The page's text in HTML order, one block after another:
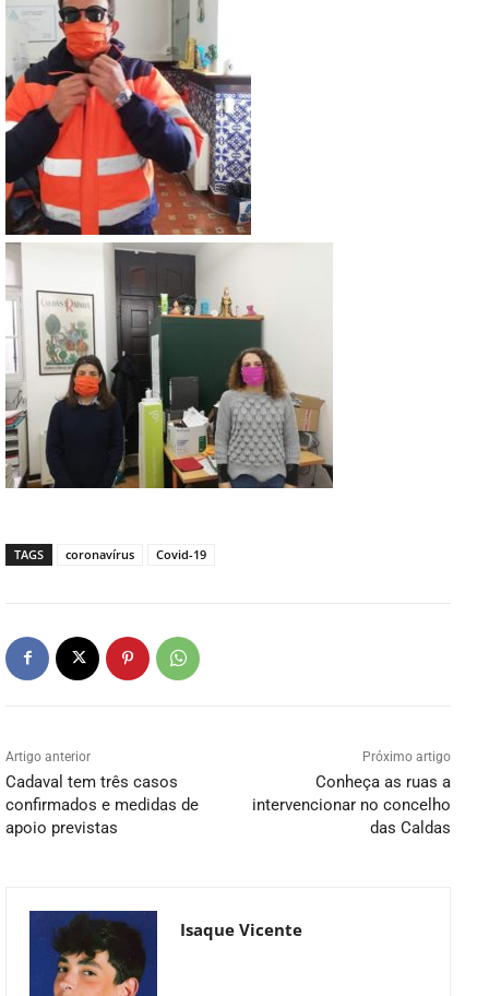
TAGS coronavírus Covid-19
Artigo anterior
Cadaval tem três casos
confirmados e medidas de
apoio previstas
Próximo artigo
Conheça as ruas a
intervencionar no concelho
das Caldas
Isaque Vicente